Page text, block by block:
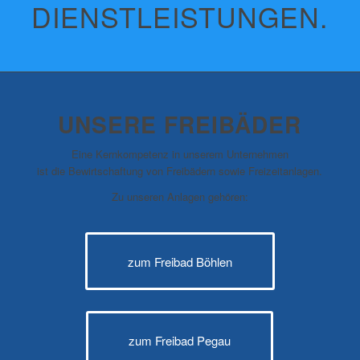
DIENSTLEISTUNGEN.
UNSERE FREIBÄDER
Eine Kernkompetenz in unserem Unternehmen
ist die Bewirtschaftung von Freibädern sowie Freizeitanlagen.
Zu unseren Anlagen gehören:
zum Freibad Böhlen
zum Freibad Pegau